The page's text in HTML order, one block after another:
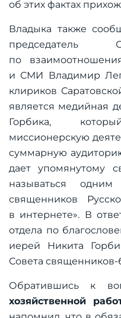
об этих фактах
Владыка также
председатель
по
и СМИ Владимир
клириков
является медийная
Горбика,
миссионерскую
суммарную
дает упомянутому
называться
священников
в интернете». В
отдела по
иерей Никита
Совета священников-
Обратившись к
хозяйственной